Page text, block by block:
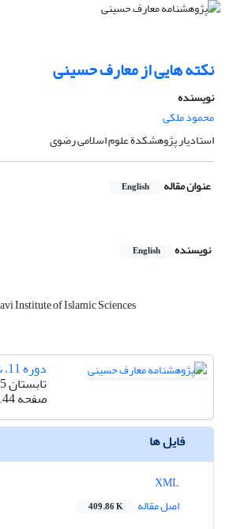
نکته هایی از معارف حسینی
نویسنده
محمود ملکی
استادیار پژوهشکدة علوم اسلامی رضوی
عنوان مقاله English
نویسنده English
Institute of Islamic Sciences
دوره 11، شماره 42
تابستان 1405
صفحه
فایل ها
اصل مقاله
409.86 K